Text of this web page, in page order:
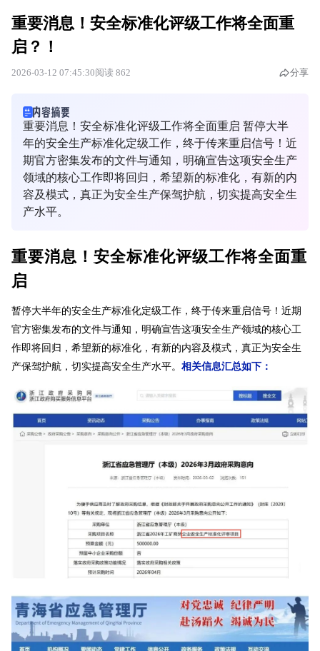
重要消息！安全标准化评级工作将全面重
启？！
2026-03-12 07:45:30阅读 862 分享
重要消息！安全标准化评级工作将全面重启 暂停大半
年的安全生产标准化定级工作，终于传来重启信号！近
期官方密集发布的文件与通知，明确宣告这项安全生产
领域的核心工作即将回归，希望新的标准化，有新的内
容及模式，真正为安全生产保驾护航，切实提高安全生
产水平。
重要消息！安全标准化评级工作将全面重
启
暂停大半年的安全生产标准化定级工作，终于传来重启信号！近期
官方密集发布的文件与通知，明确宣告这项安全生产领域的核心工
作即将回归， 希望新的标准化，有新的内容及模式，真正为安全生
产保驾护航，切实提高安全生产水平。 相关信息汇总如下：